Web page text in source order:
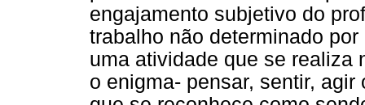
engajamento subjetivo do
trabalho não determinado
uma atividade que se realiza
o enigma- pensar, sentir,